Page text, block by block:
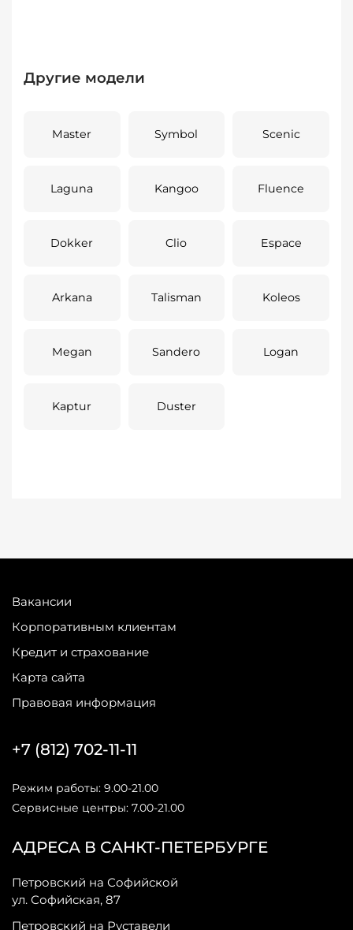
Другие модели
Master Symbol Scenic
Laguna Kangoo Fluence
Dokker Clio Espace
Arkana Talisman Koleos
Megan Sandero Logan
Kaptur Duster
Вакансии
Корпоративным клиентам
Кредит и страхование
Карта сайта
Правовая информация
АДРЕСА В САНКТ-ПЕТЕРБУРГЕ
Петровский на Софийской
ул. Софийская, 87
Петровский на Руставели
+7 (812) 702-11-11
Режим работы: 9.00-21.00
Сервисные центры: 7.00-21.00